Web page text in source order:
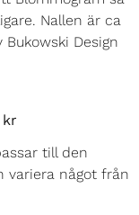
Nallen är ca
Design
kr
till den
variera något från